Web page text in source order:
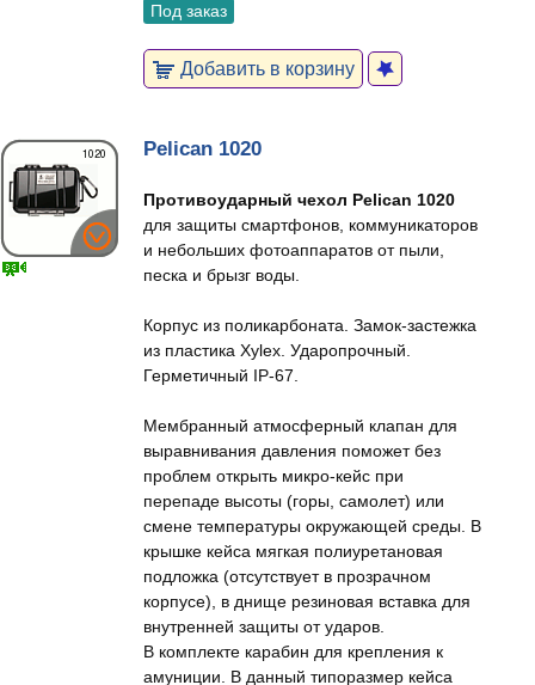
Под заказ
Добавить в корзину
Pelican 1020
Противоударный чехол Pelican 1020
для защиты смартфонов, коммуникаторов
и небольших фотоаппаратов от пыли,
песка и брызг воды.
Корпус из поликарбоната. Замок-застежка
из пластика Xylex. Ударопрочный.
Герметичный IP-67.
Мембранный атмосферный клапан для
выравнивания давления поможет без
проблем открыть микро-кейс при
перепаде высоты (горы, самолет) или
смене температуры окружающей среды. В
крышке кейса мягкая полиуретановая
подложка (отсутствует в прозрачном
корпусе), в днище резиновая вставка для
внутренней защиты от ударов.
В комплекте карабин для крепления к
амуниции. В данный типоразмер кейса